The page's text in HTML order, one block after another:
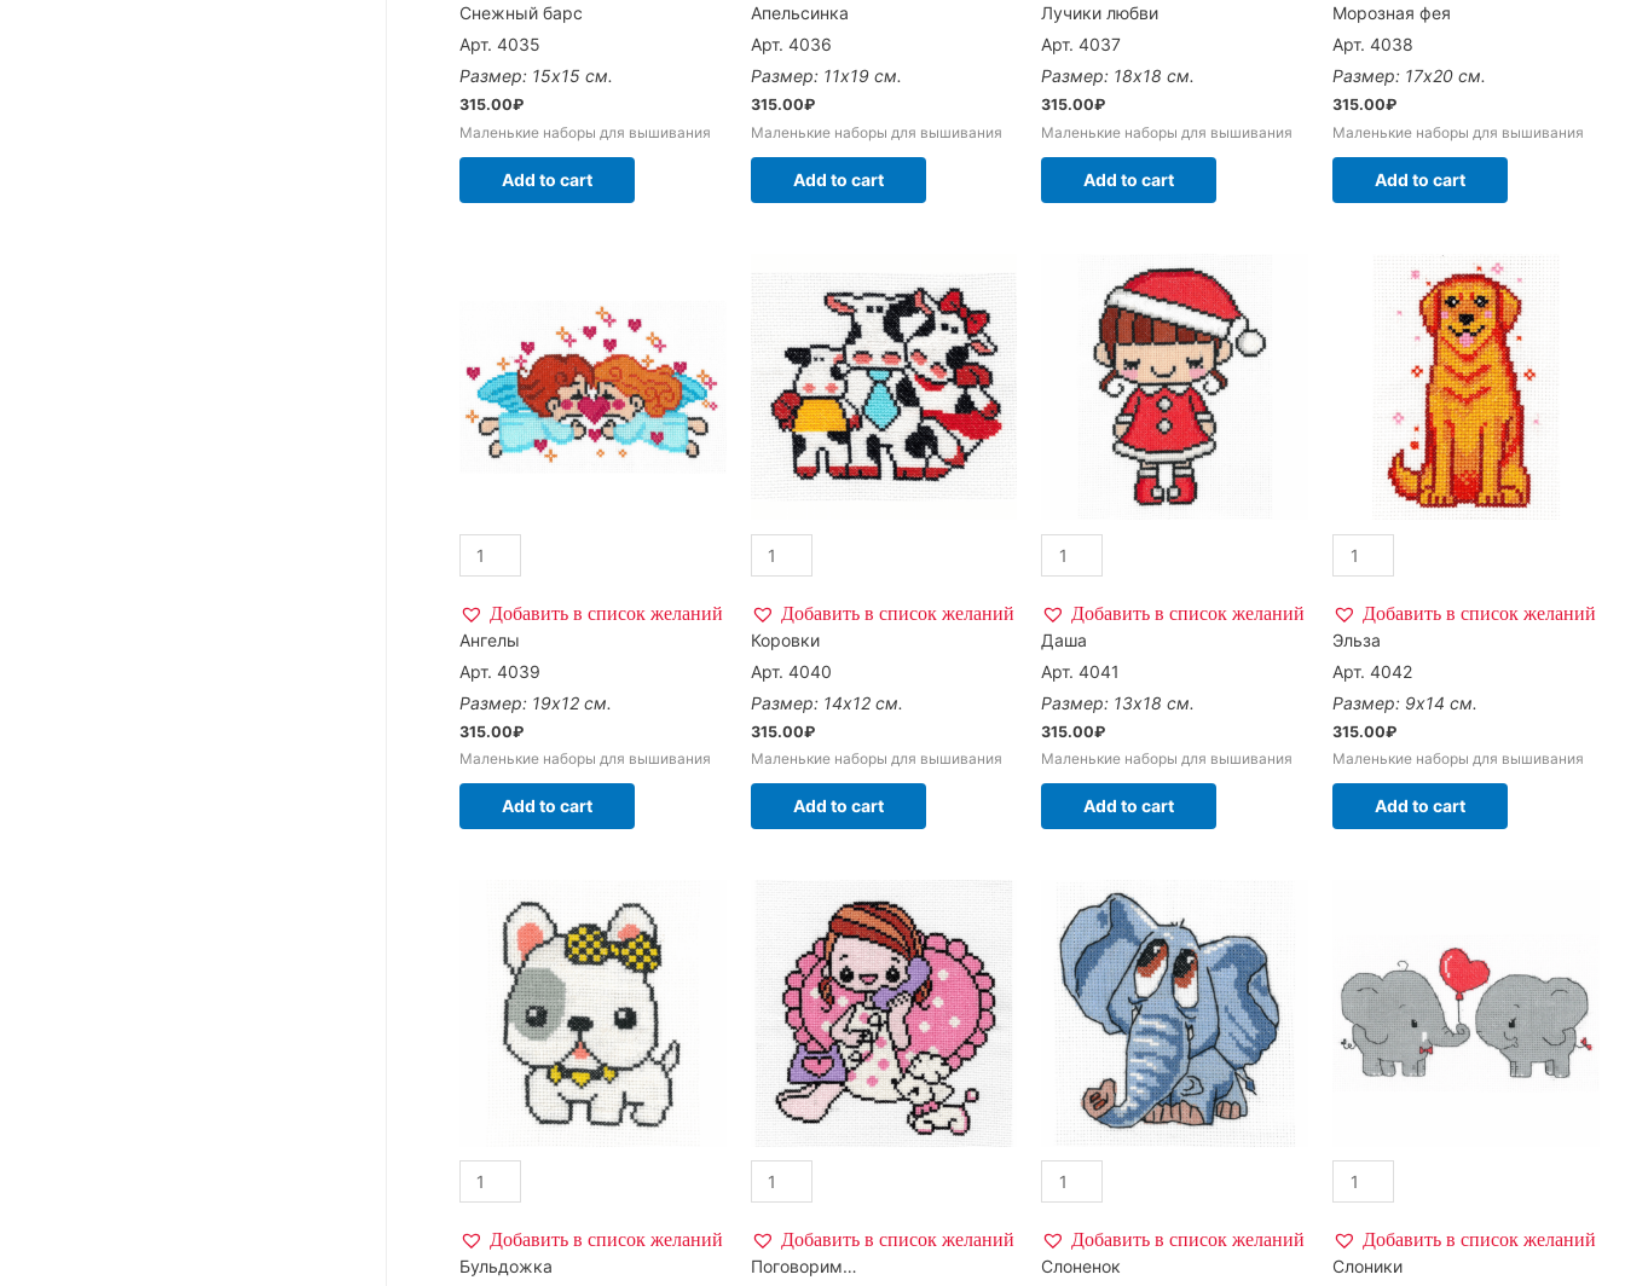
Снежный барс
Арт. 4035
Размер: 15х15 см.
315.00₽
Маленькие наборы для вышивания
Add to cart
Апельсинка
Арт. 4036
Размер: 11х19 см.
315.00₽
Маленькие наборы для вышивания
Add to cart
Лучики любви
Арт. 4037
Размер: 18х18 см.
315.00₽
Маленькие наборы для вышивания
Add to cart
Морозная фея
Арт. 4038
Размер: 17х20 см.
315.00₽
Маленькие наборы для вышивания
Add to cart
Добавить в список желаний
Ангелы
Арт. 4039
Размер: 19х12 см.
315.00₽
Маленькие наборы для вышивания
Add to cart
Добавить в список желаний
Коровки
Арт. 4040
Размер: 14х12 см.
315.00₽
Маленькие наборы для вышивания
Add to cart
Добавить в список желаний
Даша
Арт. 4041
Размер: 13х18 см.
315.00₽
Маленькие наборы для вышивания
Add to cart
Добавить в список желаний
Эльза
Арт. 4042
Размер: 9х14 см.
315.00₽
Маленькие наборы для вышивания
Add to cart
Добавить в список желаний
Бульдожка
Добавить в список желаний
Поговорим…
Добавить в список желаний
Слоненок
Добавить в список желаний
Слоники